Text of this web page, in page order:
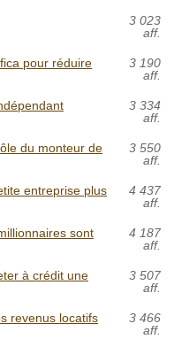
3 023
aff.
pour réduire
3 190
aff.
3 334
aff.
du monteur de
3 550
aff.
entreprise plus
4 437
aff.
sont
4 187
aff.
à crédit une
3 507
aff.
revenus locatifs
3 466
aff.